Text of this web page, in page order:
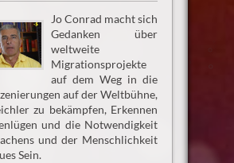
Jo Conrad macht sich
Gedanken über
weltweite
Migrationsprojekte
auf dem Weg in die
auf der Weltbühne,
zu bekämpfen, Erkennen
und die Notwendigkeit
und der Menschlichkeit
Sein.